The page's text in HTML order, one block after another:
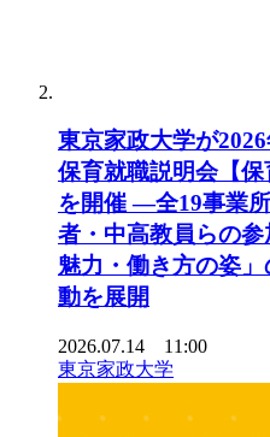
東京家政大学が
保育就職説明会【保
を開催 ―全19事業
者・中高教員らの
魅力・働き方の姿
動を展開
2026.07.14 11:00
東京家政大学